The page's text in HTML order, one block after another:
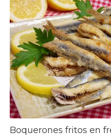
Boquerones fritos en